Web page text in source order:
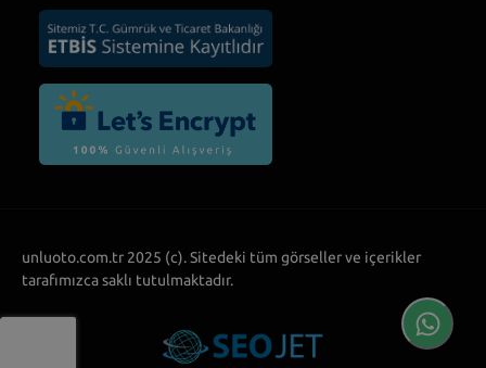
unluoto.com.tr 2025 (c). Sitedeki tüm görseller ve içerikler
tarafımızca saklı tutulmaktadır.